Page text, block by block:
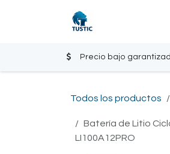
Precio bajo
Todos los productos
Batería de Litio
LI100A12PRO